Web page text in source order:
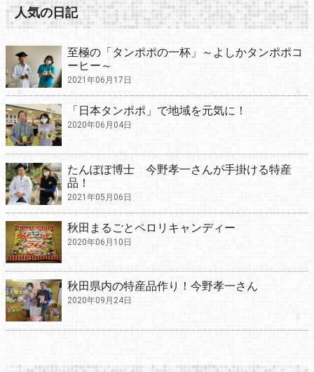
人気の日記
至極の「タンポポの一杯」～よしかタンポポコ
ーヒー～
2021年06月17日
「日本タンポポ」で地域を元気に！
2020年06月04日
たんぽぽ博士 今野孝一さんが手掛ける特産
品！
2021年05月06日
秋田まるごとペロリキャンディー
2020年06月10日
秋田県内の特産品作り！今野孝一さん
2020年09月24日